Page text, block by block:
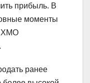
прибыль. В
моменты
ранее